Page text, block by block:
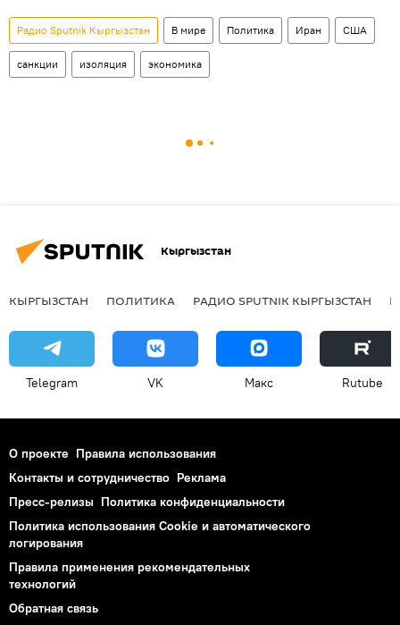
Радио Sputnik Кыргызстан В мире Политика Иран США
санкции изоляция экономика
Кыргызстан
КЫРГЫЗСТАН ПОЛИТИКА РАДИО SPUTNIK КЫРГЫЗСТАН
Telegram VK Макс Rutube
О проекте Правила использования
Контакты и сотрудничество Реклама
Пресс-релизы Политика конфиденциальности
Политика использования Cookie и автоматического
логирования
Правила применения рекомендательных
технологий
Обратная связь